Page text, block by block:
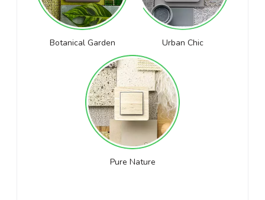
Botanical Garden Urban Chic
Pure Nature